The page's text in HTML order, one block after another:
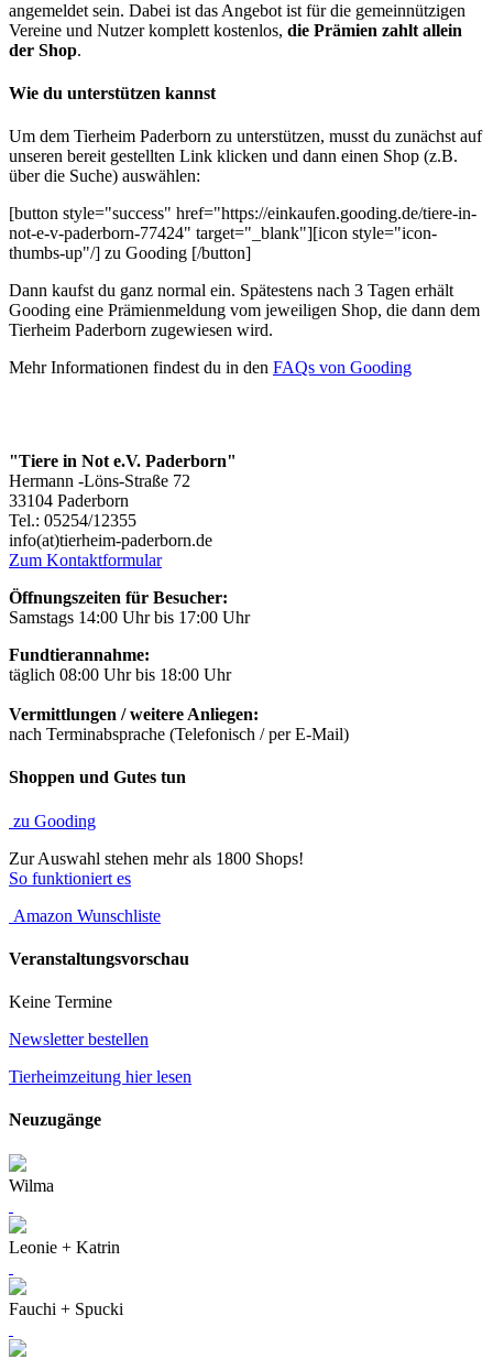
angemeldet sein. Dabei ist das Angebot ist für die gemeinnützigen
Vereine und Nutzer komplett kostenlos, die Prämien zahlt allein
der Shop.
Wie du unterstützen kannst
Um dem Tierheim Paderborn zu unterstützen, musst du zunächst auf
unseren bereit gestellten Link klicken und dann einen Shop (z.B.
über die Suche) auswählen:
[button style="success" href="https://einkaufen.gooding.de/tiere-in-
not-e-v-paderborn-77424" target="_blank"][icon style="icon-
thumbs-up"/] zu Gooding [/button]
Dann kaufst du ganz normal ein. Spätestens nach 3 Tagen erhält
Gooding eine Prämienmeldung vom jeweiligen Shop, die dann dem
Tierheim Paderborn zugewiesen wird.
Mehr Informationen findest du in den FAQs von Gooding
"Tiere in Not e.V. Paderborn"
Hermann -Löns-Straße 72
33104 Paderborn
Tel.: 05254/12355
info(at)tierheim-paderborn.de
Zum Kontaktformular
Öffnungszeiten für Besucher:
Samstags 14:00 Uhr bis 17:00 Uhr
Fundtierannahme:
täglich 08:00 Uhr bis 18:00 Uhr
Vermittlungen / weitere Anliegen:
nach Terminabsprache (Telefonisch / per E-Mail)
Shoppen und Gutes tun
zu Gooding
Zur Auswahl stehen mehr als 1800 Shops!
So funktioniert es
Amazon Wunschliste
Veranstaltungsvorschau
Keine Termine
Newsletter bestellen
Tierheimzeitung hier lesen
Neuzugänge
Wilma
Leonie + Katrin
Fauchi + Spucki